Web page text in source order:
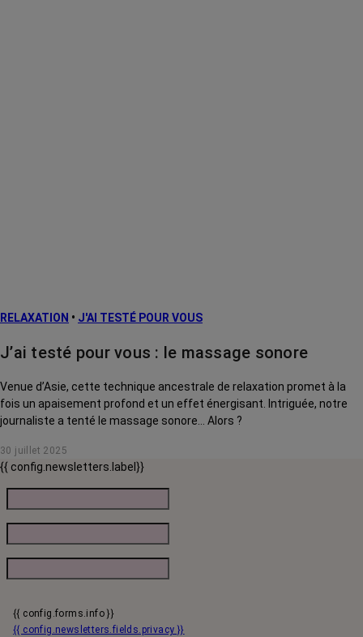
RELAXATION • J'AI TESTÉ POUR VOUS
J’ai testé pour vous : le massage sonore
Venue d’Asie, cette technique ancestrale de relaxation promet à la
fois un apaisement profond et un effet énergisant. Intriguée, notre
journaliste a tenté le massage sonore… Alors ?
30 juillet 2025
{{ config.newsletters.label}}
{{ config.forms.info }}
{{ config.newsletters.fields.privacy }}